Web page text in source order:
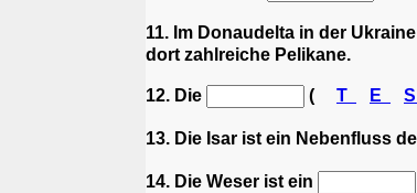
11. Im Donaudelta in der
dort zahlreiche Pelikane.
12. Die ( T E S
13. Die Isar ist ein Nebenfluss
14. Die Weser ist ein